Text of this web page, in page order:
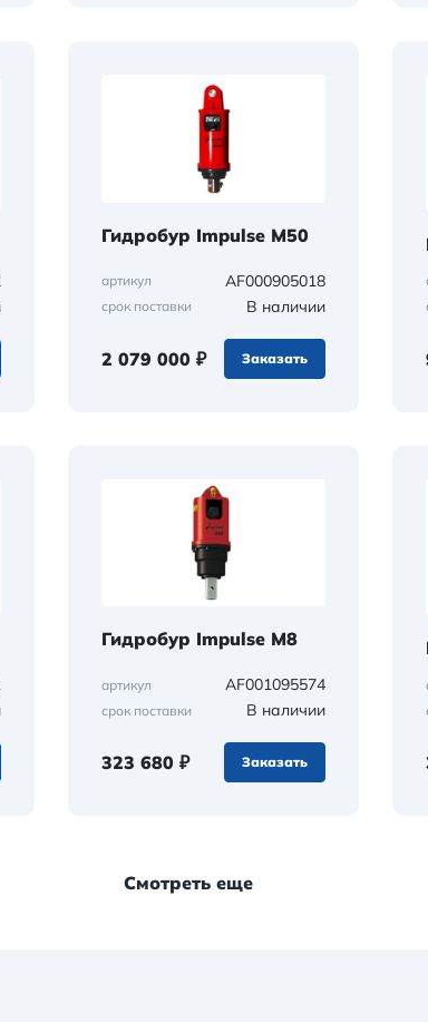
Гидробур Impulse M50
артикул AF000905018
срок поставки В наличии
2 079 000 ₽ Заказать
Гидробур Impulse M8
артикул AF001095574
срок поставки В наличии
323 680 ₽ Заказать
Смотреть еще